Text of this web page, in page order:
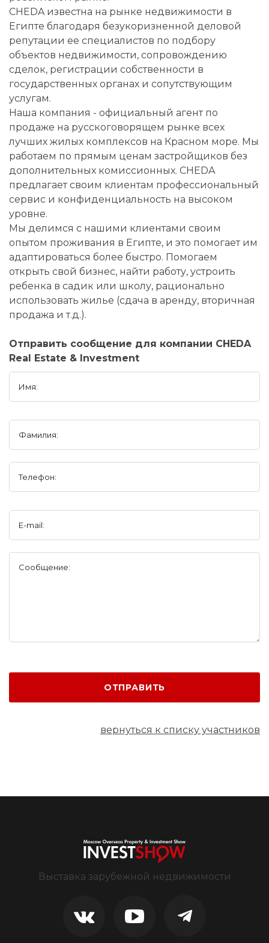
CHEDA известна на рынке недвижимости в
Египте благодаря безукоризненной деловой
репутации ее специалистов по подбору
объектов недвижимости, сопровождению
сделок, регистрации собственности в
государственных органах и сопутствующим
услугам.
Наша компания - официальный агент по
продаже на русскоговорящем рынке всех
лучших жилых комплексов на Красном море. Мы
работаем по прямым ценам застройщиков без
дополнительных комиссионных. CHEDA
предлагает своим клиентам профессиональный
сервис и конфиденциальность на высоком
уровне.
Мы делимся с нашими клиентами своим
опытом проживания в Египте, и это помогает им
адаптироваться более быстро. Помогаем
открыть свой бизнес, найти работу, устроить
ребенка в садик или школу, рационально
использовать жилье (сдача в аренду, вторичная
продажа и т.д.).
Отправить сообщение для компании CHEDA
Real Estate & Investment
Имя:
Фамилия:
Телефон:
E-mail:
Сообщение:
ОТПРАВИТЬ
вернуться к списку участников
Выставка зарубежной недвижимости